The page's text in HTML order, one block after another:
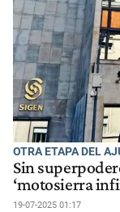
OTRA ETAPA DEL
Sin
‘motosierra
19-07-2025 01:17